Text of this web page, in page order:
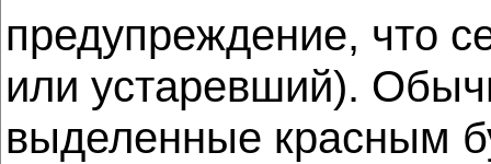
предупреждение, что
или устаревший).
выделенные красным